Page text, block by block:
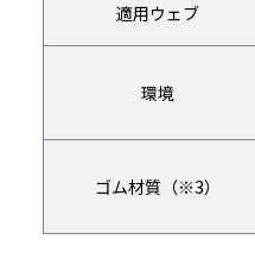
適用ウェブ
環境
ゴム材質（※3）